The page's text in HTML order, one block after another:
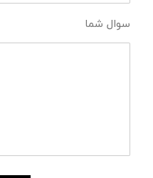
سوال شما